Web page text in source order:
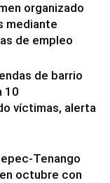
organizado
mediante
de empleo
de barrio
10
víctimas, alerta
Tenango
octubre con